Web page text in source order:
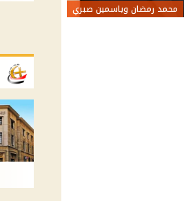
محمد رمضان وياسمين صبري